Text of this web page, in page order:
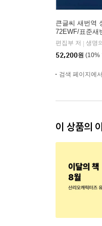
큰글씨 새번역
72EWF/표준새
단본/무지퍼/
인/주석 없음/뉴
이비)
편집부 저
생명
52,200원 (10%
검색 페이지에
이 상품의